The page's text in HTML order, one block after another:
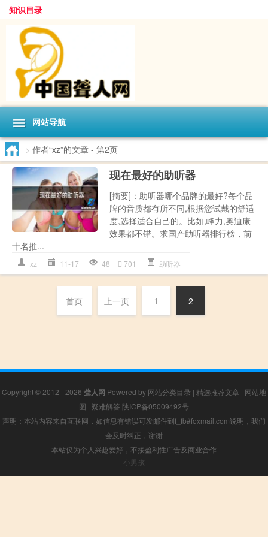
知识目录
网站导航
> 作者“xz”的文章 - 第2页
现在最好的助听器
[摘要]：助听器哪个品牌的最好?每个品
牌的音质都有所不同,根据您试戴的舒适
度,选择适合自己的。比如,峰力,奥迪康
效果都不错。求国产助听器排行榜，前
十名推...
xz 11-17 48 701 助听器
首页 上一页 1 2
Copyright © 2012 - 2026 聋人网 Powered by 网站分类目录 | 精选推荐文章 | 网站地
图 | 疑难解答 陕ICP备05009492号
声明：本站内容来自互联网，如信息有错误可发邮件到f_fb#foxmail.com说明，我们
会及时纠正，谢谢
本站仅为个人兴趣爱好，不接盈利性广告及商业合作
小男孩